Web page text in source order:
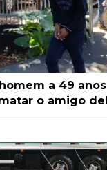
a 49
o amigo